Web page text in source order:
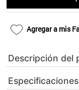
Agregar a mis
Descripción del
Especificaciones